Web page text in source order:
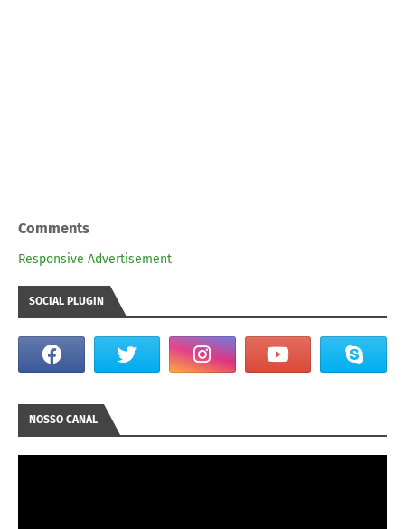
Comments
Responsive Advertisement
SOCIAL PLUGIN
NOSSO CANAL